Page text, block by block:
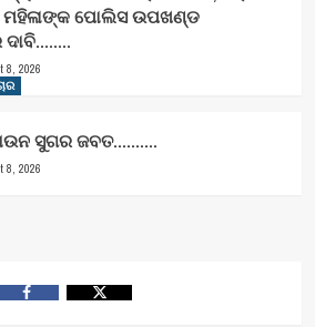
ମହିଳାଙ୍କ ପୋଲିସ ଉପଖଣ୍ଡ
8, 2026
ସୁଗର ଜବତ……….
8, 2026